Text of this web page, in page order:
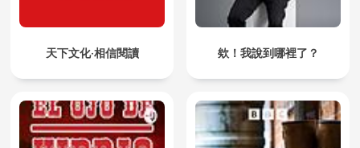
天下文化‧相信閱讀 欸！我說到哪裡了？